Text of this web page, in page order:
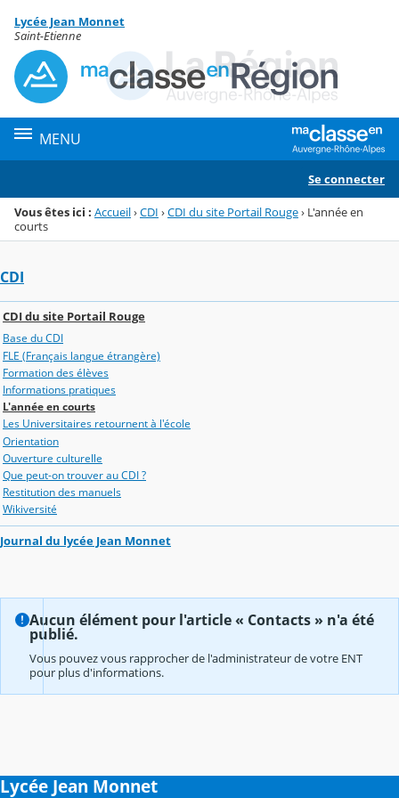
Menu de la rubrique
Contenu
Lycée Jean Monnet
Saint-Etienne
MENU
Se connecter
Vous êtes ici : Accueil›CDI ›CDI du site Portail Rouge› L'année en
courts
CDI
CDI du site Portail Rouge
Base du CDI
FLE (Français langue étrangère)
Formation des élèves
Informations pratiques
L'année en courts
Les Universitaires retournent à l'école
Orientation
Ouverture culturelle
Que peut-on trouver au CDI ?
Restitution des manuels
Wikiversité
Journal du lycée Jean Monnet
Aucun élément pour l'article « Contacts » n'a été
publié.
Vous pouvez vous rapprocher de l'administrateur de votre ENT
pour plus d'informations.
Lycée Jean Monnet